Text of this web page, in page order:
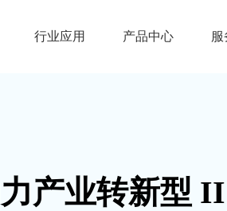
行业应用 产品中心
产业转新型